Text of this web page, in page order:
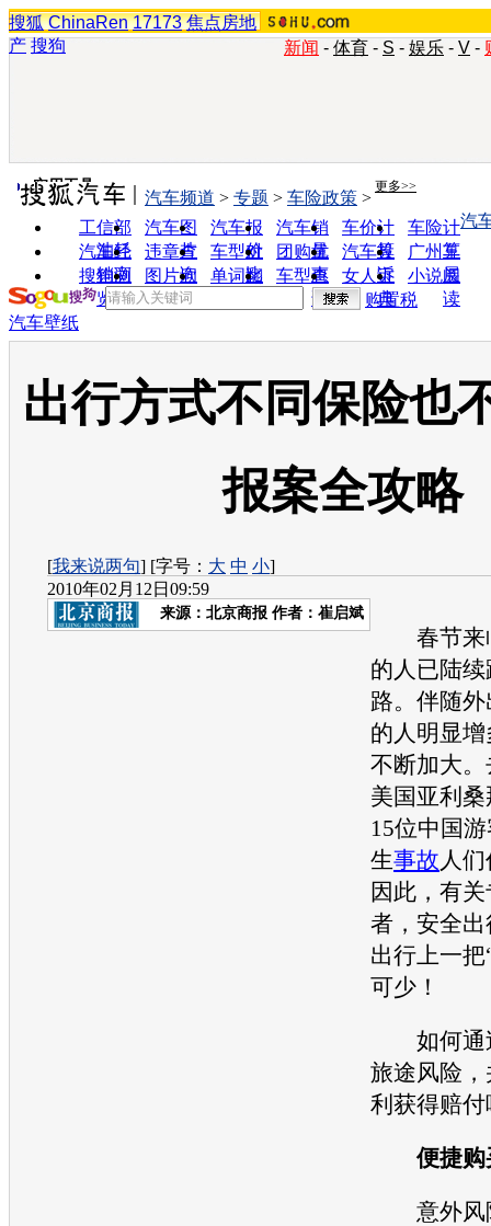
搜狐 ChinaRen 17173 焦点房地
产 搜狗 新闻 - 体育 - S - 娱乐 - V -
实用工具 更多>>
工信部
油耗
汽车图
片
汽车报
价
汽车销
量
车价计
算
车险计
算
汽车经
销商
违章查
询
车型对
比
团购优
惠
汽车投
诉
广州车
展
搜狗浏
览器
图片欣
赏
单词翻
车型查
询
女人宝
典
小说阅
读
汽车频道 > 专题 > 车险政策 >
汽
购置税
汽车壁纸
出行方式不同保险也
报案全攻略
[我来说两句] [字号： 大 中 小]
2010年02月12日09:59
来源： 北京商报 作者：崔启斌
春节来
的人已陆
路。伴随
的人明显
不断加大
美国亚利
15位中国
生事故人
因此，有
者，安全
出行上一把
可少！
如何通
旅途风险
利获得赔付
便捷购
意外风